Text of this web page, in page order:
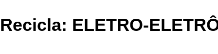
Recicla: ELETRO-